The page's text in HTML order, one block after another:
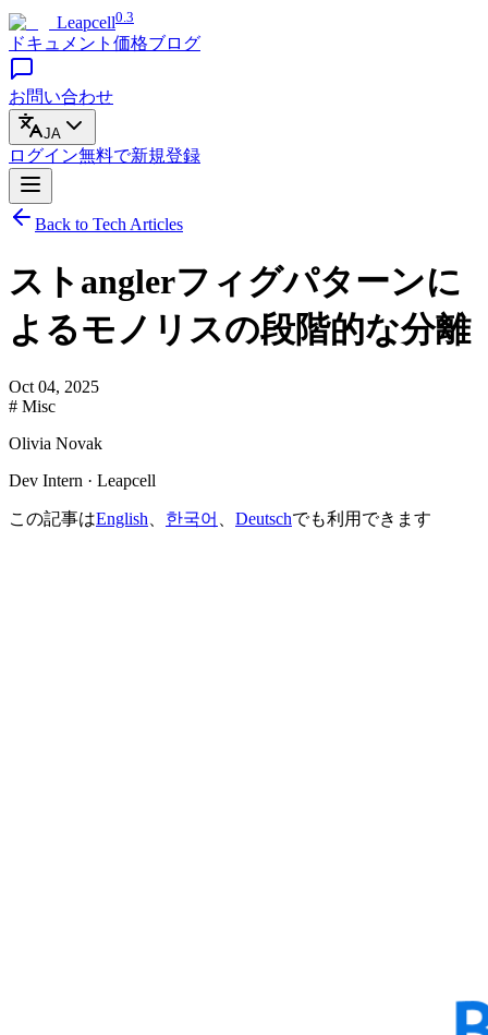
Leapcell0.3
ドキュメント 価格ブログ
お問い合わせ
JA
ログイン無料で新規登録
Back to Tech Articles
ストanglerフィグパターンに
よるモノリスの段階的な分離
Oct 04, 2025
# Misc
Olivia Novak
Dev Intern · Leapcell
この記事はEnglish 한국어 Deutschでも利用できます